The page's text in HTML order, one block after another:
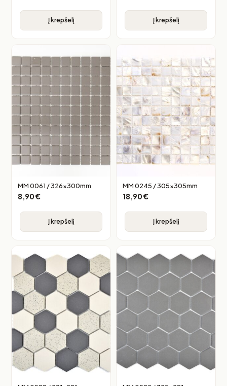
Į krepšelį Į krepšelį
MM 0061 / 326x300mm
8,90€
Į krepšelį
MM 0245 / 305x305mm
18,90€
Į krepšelį